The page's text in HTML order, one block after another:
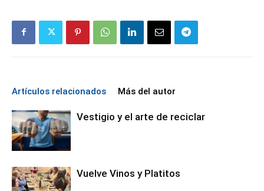
Artículos relacionados Más del autor
Vestigio y el arte de reciclar
Vuelve Vinos y Platitos